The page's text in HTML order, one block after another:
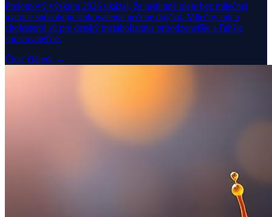
Prelomový výskum 2026 ukázal, že rastlinné oleje bez mliečnej
matrice spôsobujú stukovatenie pečene dojčiat. Mliečny tuk a
cholesterol sú pre detský metabolizmus prirodzenejšie a ľahšie
spracovateľné.
Čítať článok →